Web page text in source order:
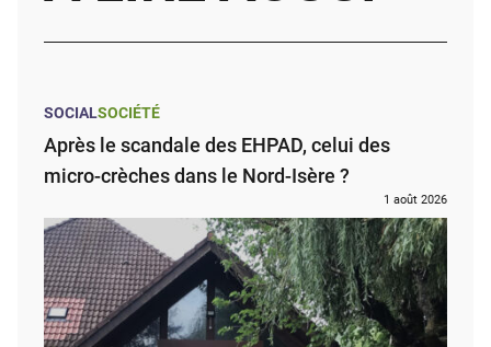
SOCIALSOCIÉTÉ
Après le scandale des EHPAD, celui des
micro-crèches dans le Nord-Isère ?
1 août 2026